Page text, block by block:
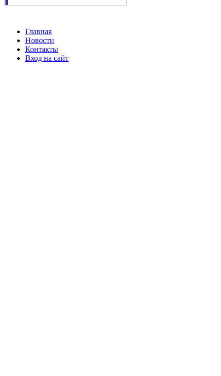
Главная
Новости
Контакты
Вход на сайт